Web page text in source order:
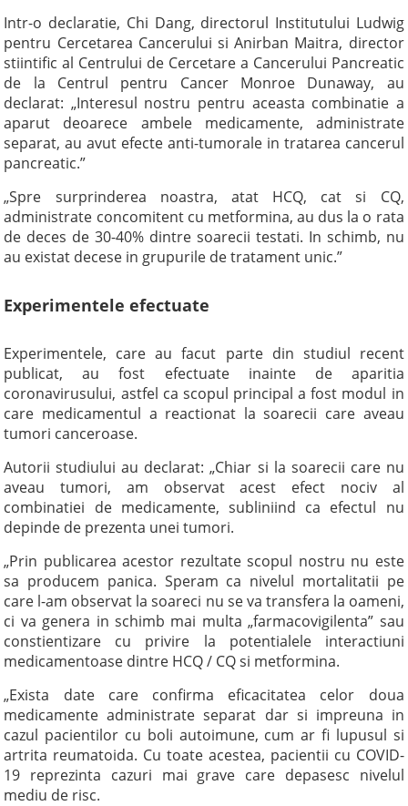
Intr-o declaratie, Chi Dang, directorul Institutului Ludwig
pentru Cercetarea Cancerului si Anirban Maitra, director
stiintific al Centrului de Cercetare a Cancerului Pancreatic
de la Centrul pentru Cancer Monroe Dunaway, au
declarat: „Interesul nostru pentru aceasta combinatie a
aparut deoarece ambele medicamente, administrate
separat, au avut efecte anti-tumorale in tratarea cancerul
pancreatic.”
„Spre surprinderea noastra, atat HCQ, cat si CQ,
administrate concomitent cu metformina, au dus la o rata
de deces de 30-40% dintre soarecii testati. In schimb, nu
au existat decese in grupurile de tratament unic.”
Experimentele efectuate
Experimentele, care au facut parte din studiul recent
publicat, au fost efectuate inainte de aparitia
coronavirusului, astfel ca scopul principal a fost modul in
care medicamentul a reactionat la soarecii care aveau
tumori canceroase.
Autorii studiului au declarat: „Chiar si la soarecii care nu
aveau tumori, am observat acest efect nociv al
combinatiei de medicamente, subliniind ca efectul nu
depinde de prezenta unei tumori.
„Prin publicarea acestor rezultate scopul nostru nu este
sa producem panica. Speram ca nivelul mortalitatii pe
care l-am observat la soareci nu se va transfera la oameni,
ci va genera in schimb mai multa „farmacovigilenta” sau
constientizare cu privire la potentialele interactiuni
medicamentoase dintre HCQ / CQ si metformina.
„Exista date care confirma eficacitatea celor doua
medicamente administrate separat dar si impreuna in
cazul pacientilor cu boli autoimune, cum ar fi lupusul si
artrita reumatoida. Cu toate acestea, pacientii cu COVID-
19 reprezinta cazuri mai grave care depasesc nivelul
mediu de risc.